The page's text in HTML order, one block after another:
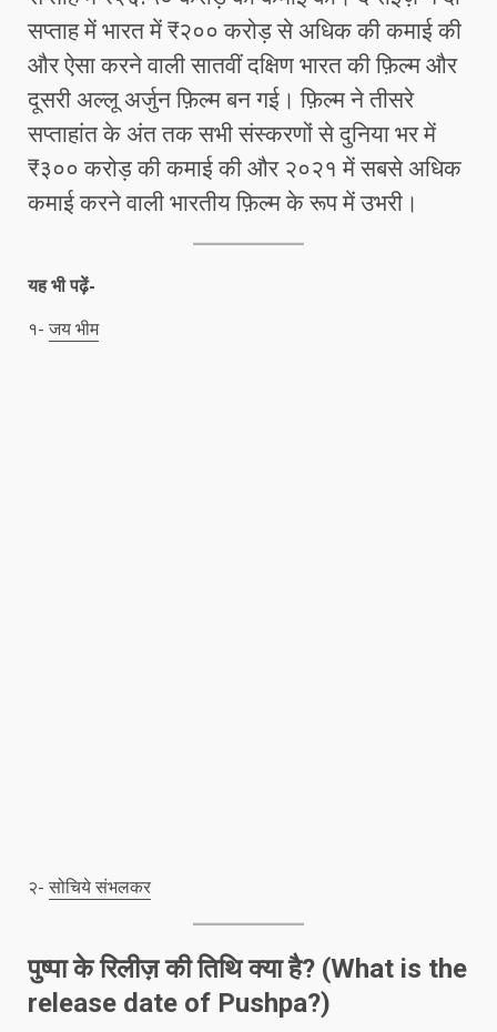
सप्ताह में भारत में ₹२०० करोड़ से अधिक की कमाई की
और ऐसा करने वाली सातवीं दक्षिण भारत की फ़िल्म और
दूसरी अल्लू अर्जुन फ़िल्म बन गई। फ़िल्म ने तीसरे
सप्ताहांत के अंत तक सभी संस्करणों से दुनिया भर में
₹३०० करोड़ की कमाई की और २०२१ में सबसे अधिक
कमाई करने वाली भारतीय फ़िल्म के रूप में उभरी।
यह भी पढ़ें-
१- जय भीम
२- सोचिये संभलकर
पुष्पा के रिलीज़ की तिथि क्या है? (What is the
release date of Pushpa?)